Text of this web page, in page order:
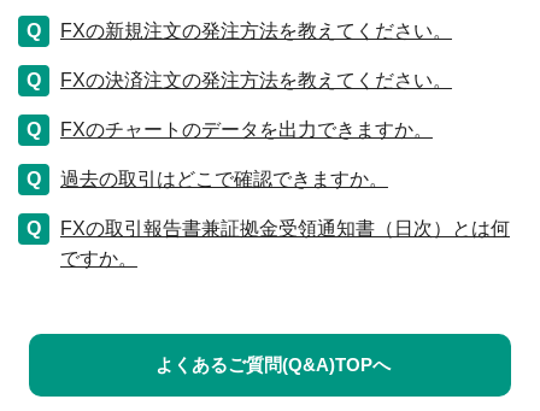
FXの新規注文の発注方法を教えてください。
FXの決済注文の発注方法を教えてください。
FXのチャートのデータを出力できますか。
過去の取引はどこで確認できますか。
FXの取引報告書兼証拠金受領通知書（日次）とは何
ですか。
よくあるご質問(Q&A)TOPへ